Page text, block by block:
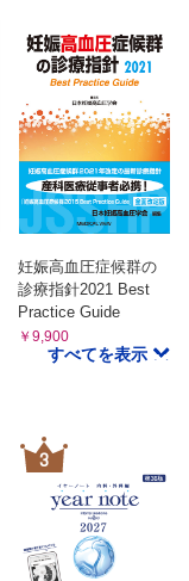
妊娠高血圧症候群の
診療指針2021 Best
Practice Guide
￥9,900
すべてを表示
3